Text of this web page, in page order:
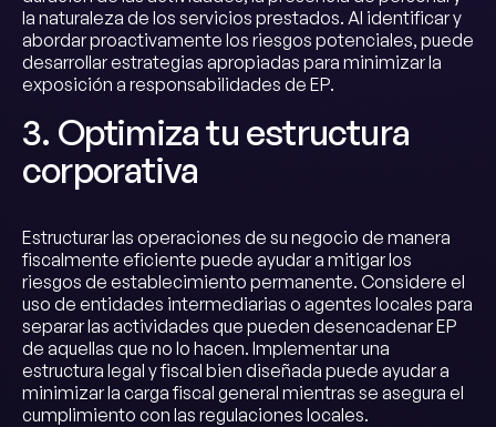
la naturaleza de los servicios prestados. Al identificar y
abordar proactivamente los riesgos potenciales, puede
desarrollar estrategias apropiadas para minimizar la
exposición a responsabilidades de EP.
3. Optimiza tu estructura
corporativa
Estructurar las operaciones de su negocio de manera
fiscalmente eficiente puede ayudar a mitigar los
riesgos de establecimiento permanente. Considere el
uso de entidades intermediarias o agentes locales para
separar las actividades que pueden desencadenar EP
de aquellas que no lo hacen. Implementar una
estructura legal y fiscal bien diseñada puede ayudar a
minimizar la carga fiscal general mientras se asegura el
cumplimiento con las regulaciones locales.